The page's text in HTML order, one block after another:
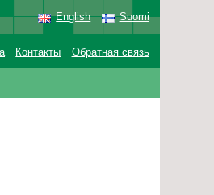
Контакты Обратная связь
English Suomi